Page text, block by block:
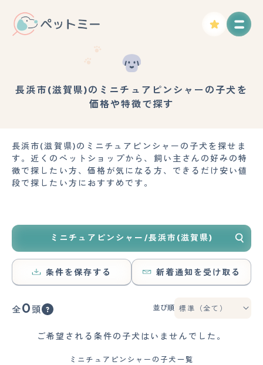
長浜市(滋賀県)のミニチュアピンシャーの子犬を
価格や特徴で探す
長浜市(滋賀県)のミニチュアピンシャーの子犬を探せま
す。近くのペットショップから、飼い主さんの好みの特
徴で探したい方、価格が気になる方、できるだけ安い値
段で探したい方におすすめです。
ミニチュアピンシャー/長浜市(滋賀県)
条件を保存する 新着通知を受け取る
全0 頭 並び順
ご希望される条件の子犬はいませんでした。
ミニチュアピンシャーの子犬一覧